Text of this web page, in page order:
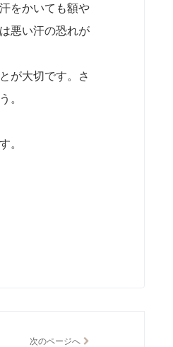
をかいても額や
悪い汗の恐れが
が大切です。さ
。
。
次のページへ